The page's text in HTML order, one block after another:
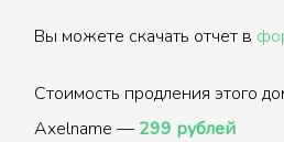
Вы можете скачать отчет в
Стоимость продления этого
Axelname — 299 рублей